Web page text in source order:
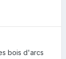
bois d'arcs